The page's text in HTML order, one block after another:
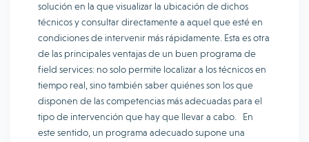
solución en la que visualizar la ubicación de dichos
técnicos y consultar directamente a aquel que esté en
condiciones de intervenir más rápidamente. Esta es otra
de las principales ventajas de un buen programa de
field services: no solo permite localizar a los técnicos en
tiempo real, sino también saber quiénes son los que
disponen de las competencias más adecuadas para el
tipo de intervención que hay que llevar a cabo. En
este sentido, un programa adecuado supone una